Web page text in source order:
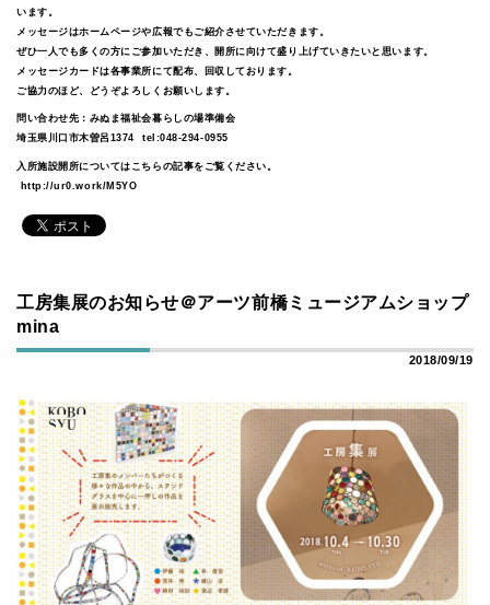
います。
メッセージはホームページや広報でもご紹介させていただきます。
ぜひ一人でも多くの方にご参加いただき、開所に向けて盛り上げていきたいと思います。
メッセージカードは各事業所にて配布、回収しております。
ご協力のほど、どうぞよろしくお願いします。
問い合わせ先：みぬま福祉会暮らしの場準備会
埼玉県川口市木曽呂1374 tel:048-294-0955
入所施設開所についてはこちらの記事をご覧ください。
http://ur0.work/M5YO
工房集展のお知らせ＠アーツ前橋ミュージアムショップ
mina
2018/09/19